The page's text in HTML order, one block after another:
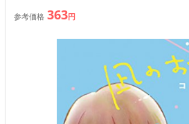
参考価格 363円